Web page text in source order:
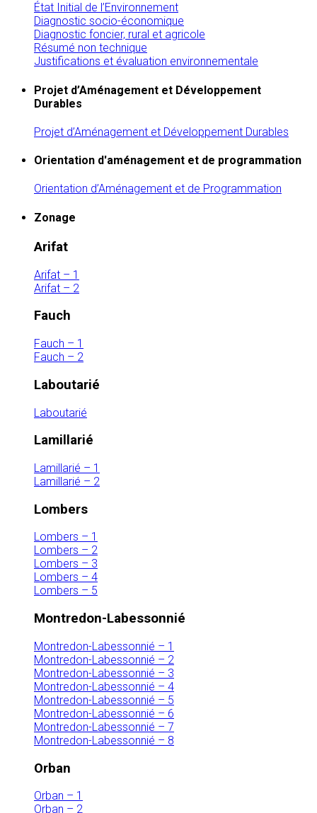
État Initial de l’Environnement
Diagnostic socio-économique
Diagnostic foncier, rural et agricole
Résumé non technique
Justifications et évaluation environnementale
Projet d’Aménagement et Développement
Durables
Projet d’Aménagement et Développement Durables
Orientation d'aménagement et de programmation
Orientation d’Aménagement et de Programmation
Zonage
Arifat
Arifat – 1
Arifat – 2
Fauch
Fauch – 1
Fauch – 2
Laboutarié
Laboutarié
Lamillarié
Lamillarié – 1
Lamillarié – 2
Lombers
Lombers – 1
Lombers – 2
Lombers – 3
Lombers – 4
Lombers – 5
Montredon-Labessonnié
Montredon-Labessonnié – 1
Montredon-Labessonnié – 2
Montredon-Labessonnié – 3
Montredon-Labessonnié – 4
Montredon-Labessonnié – 5
Montredon-Labessonnié – 6
Montredon-Labessonnié – 7
Montredon-Labessonnié – 8
Orban
Orban – 1
Orban – 2